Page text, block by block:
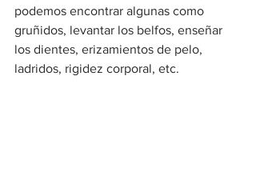
podemos encontrar algunas como
gruñidos, levantar los belfos, enseñar
los dientes, erizamientos de pelo,
ladridos, rigidez corporal, etc.